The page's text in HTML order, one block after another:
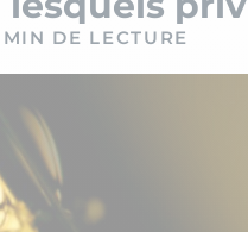
DE LECTURE